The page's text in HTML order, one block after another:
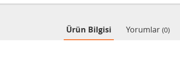
Ürün Bilgisi Yorumlar (0)